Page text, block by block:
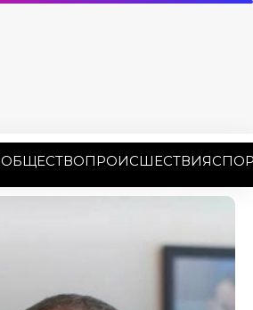
ОБЩЕСТВОПРОИСШЕСТВИЯ